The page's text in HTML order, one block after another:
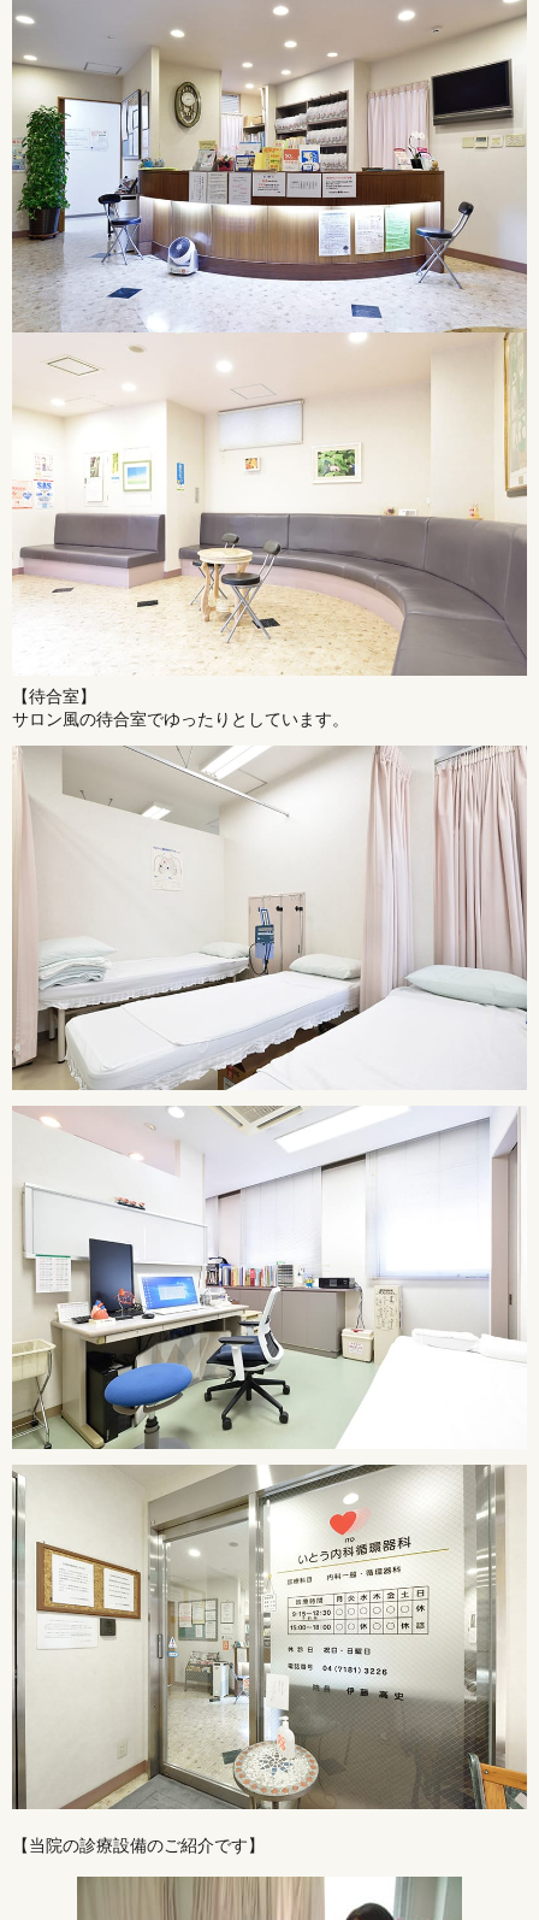
【待合室】
サロン風の待合室でゆったりとしています。
【当院の診療設備のご紹介です】